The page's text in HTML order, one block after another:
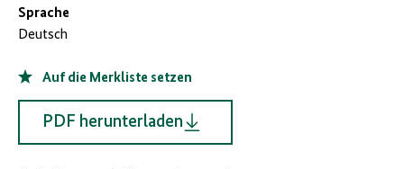
Sprache
Deutsch
Auf die Merkliste setzen
PDF herunterladen